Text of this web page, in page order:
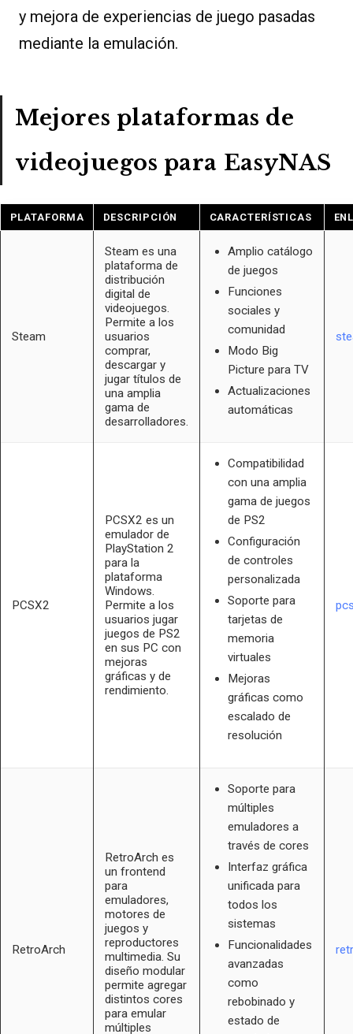
y mejora de experiencias de juego pasadas
mediante la emulación.
Mejores plataformas de
videojuegos para EasyNAS
PLATAFORMA DESCRIPCIÓN CARACTERÍSTICAS
Steam
Steam es una
plataforma de
distribución
digital de
videojuegos.
Permite a los
usuarios
comprar,
descargar y
jugar títulos de
una amplia
gama de
desarrolladores.
Amplio catálogo
de juegos
Funciones
sociales y
comunidad
Modo Big
Picture para TV
Actualizaciones
automáticas
PCSX2
PCSX2 es un
emulador de
PlayStation 2
para la
plataforma
Windows.
Permite a los
usuarios jugar
juegos de PS2
en sus PC con
mejoras
gráficas y de
rendimiento.
Compatibilidad
con una amplia
gama de juegos
de PS2
Configuración
de controles
personalizada
Soporte para
tarjetas de
memoria
virtuales
Mejoras
gráficas como
escalado de
resolución
RetroArch
RetroArch es
un frontend
para
emuladores,
motores de
juegos y
reproductores
multimedia. Su
diseño modular
permite agregar
distintos cores
para emular
múltiples
Soporte para
múltiples
emuladores a
través de cores
Interfaz gráfica
unificada para
todos los
sistemas
Funcionalidades
avanzadas
como
rebobinado y
estado de